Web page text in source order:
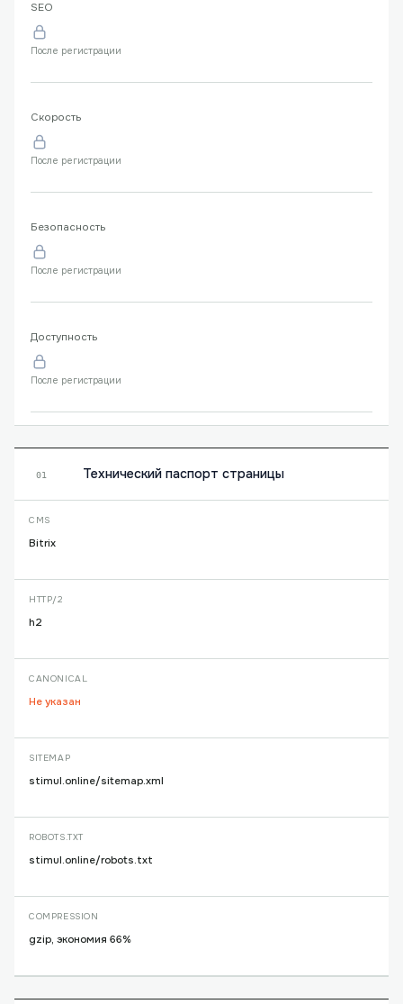
SEO
После регистрации
Скорость
После регистрации
Безопасность
После регистрации
Доступность
После регистрации
01 Технический паспорт страницы
CMS
Bitrix
HTTP/2
h2
CANONICAL
Не указан
SITEMAP
stimul.online/sitemap.xml
ROBOTS.TXT
stimul.online/robots.txt
COMPRESSION
gzip, экономия 66%